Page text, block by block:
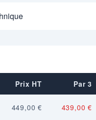
Prix HT Par 3
449,00 € 439,00 €